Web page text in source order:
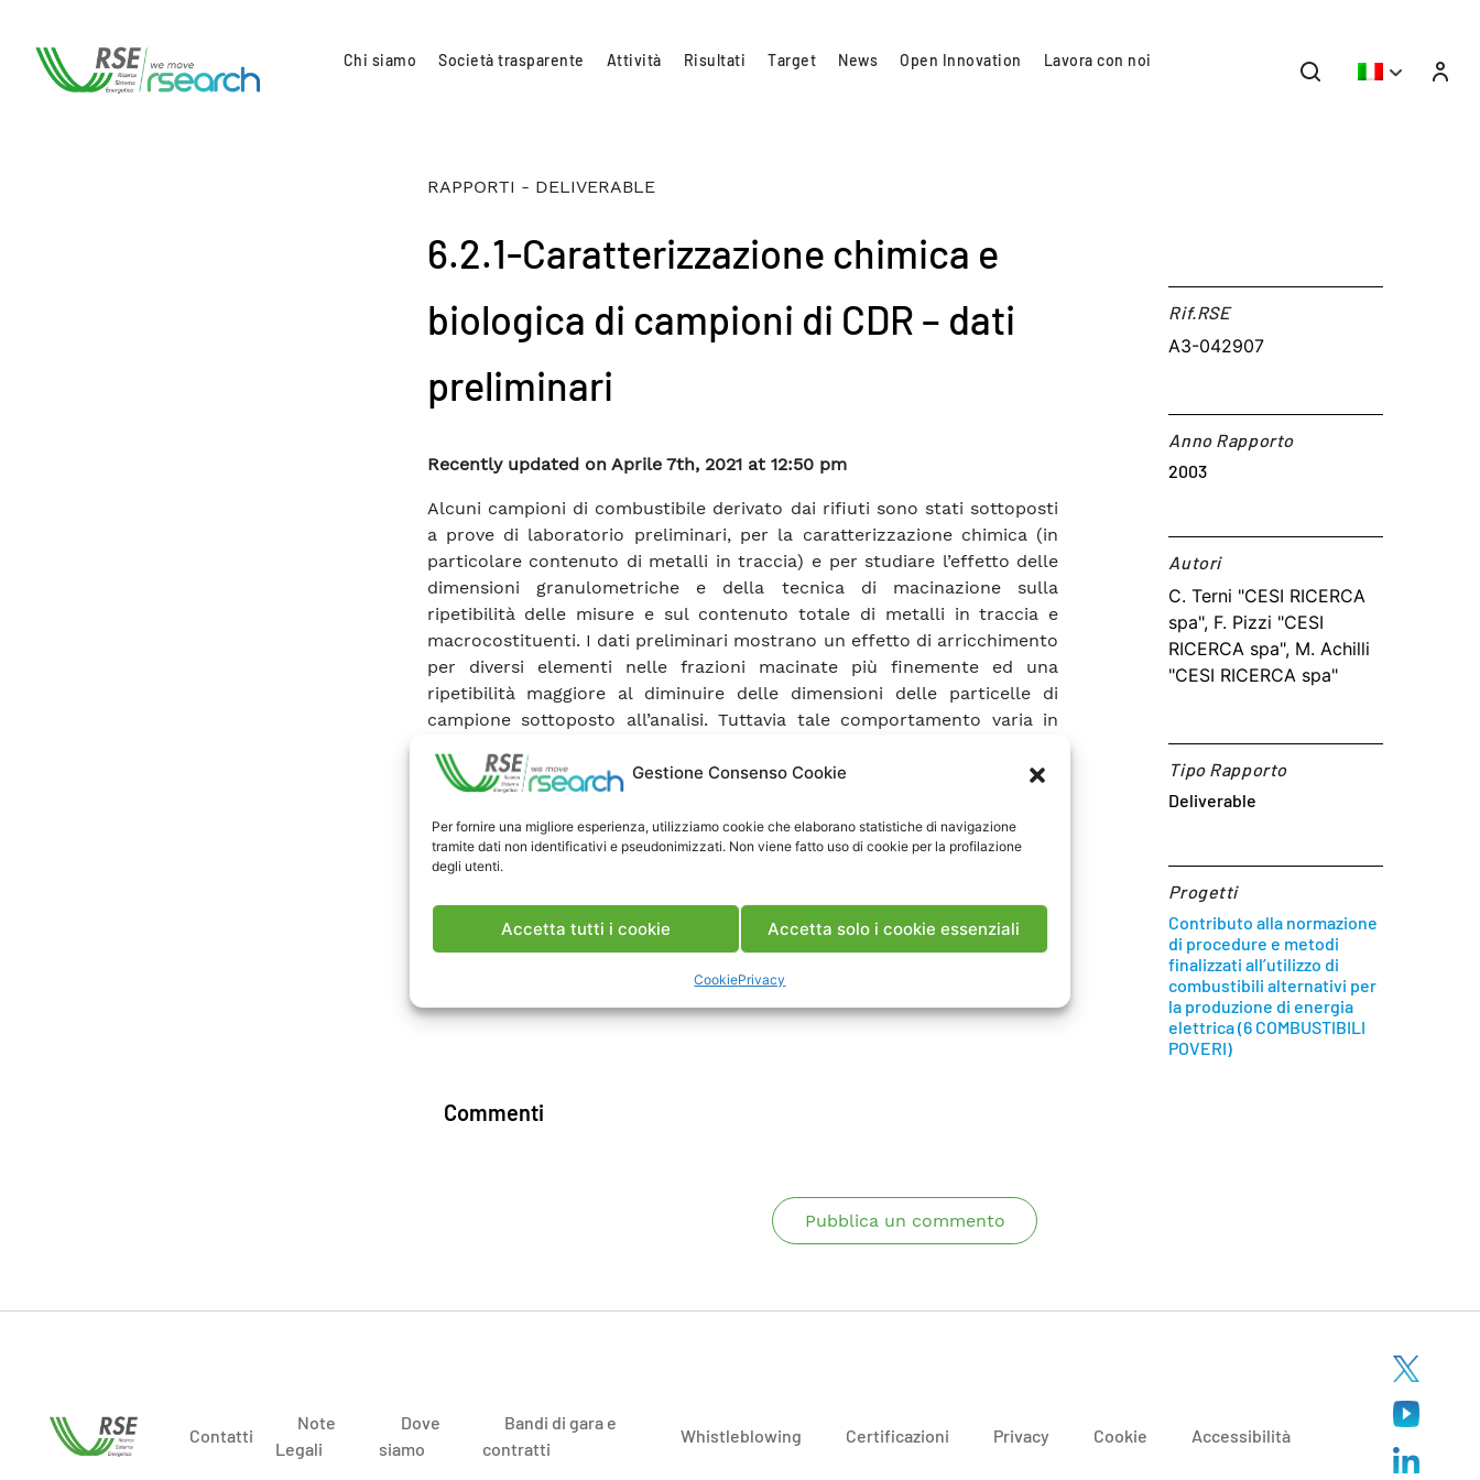
Gestione Consenso Cookie
Per fornire una migliore esperienza, utilizziamo cookie che elaborano statistiche di navigazione
tramite dati non identificativi e pseudonimizzati. Non viene fatto uso di cookie per la profilazione
degli utenti.
Accetta tutti i cookie Accetta solo i cookie essenziali
CookiePrivacy
Chi siamo Società trasparente Attività Risultati Target News Open Innovation Lavora con noi
RAPPORTI - DELIVERABLE
6.2.1-Caratterizzazione chimica e
biologica di campioni di CDR – dati
preliminari
Recently updated on Aprile 7th, 2021 at 12:50 pm
Alcuni campioni di combustibile derivato dai rifiuti sono stati sottoposti
a prove di laboratorio preliminari, per la caratterizzazione chimica (in
particolare contenuto di metalli in traccia) e per studiare l’effetto delle
dimensioni granulometriche e della tecnica di macinazione sulla
ripetibilità delle misure e sul contenuto totale di metalli in traccia e
macrocostituenti. I dati preliminari mostrano un effetto di arricchimento
per diversi elementi nelle frazioni macinate più finemente ed una
ripetibilità maggiore al diminuire delle dimensioni delle particelle di
campione sottoposto all’analisi. Tuttavia tale comportamento varia in
composizione merceologica. La tecnica di macinazione più adatta alla
maggior parte delle tipologie di campione è quella criogenica: la
macinazione convenzionale con mulino centrifugo risulta problematica
in presenza di plastiche.
Scarica Rapporto
Rif.RSE​
A3-042907
Anno Rapporto
2003
Autori​
C. Terni "CESI RICERCA
spa", F. Pizzi "CESI
RICERCA spa", M. Achilli
"CESI RICERCA spa"
Tipo Rapporto
Deliverable
Progetti
Contributo alla normazione
di procedure e metodi
finalizzati all’utilizzo di
combustibili alternativi per
la produzione di energia
elettrica (6 COMBUSTIBILI
POVERI)
Commenti
Pubblica un commento
Contatti
Note
Legali
Dove
siamo
Bandi di gara e
contratti
Whistleblowing Certificazioni Privacy Cookie Accessibilità